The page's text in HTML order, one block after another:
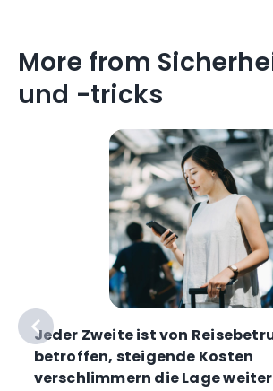
More from
und -tricks
Jeder Zweite ist von
betroffen, steigende Kosten
verschlimmern die Lage weiter